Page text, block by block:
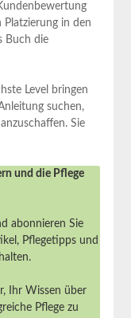
in den
Buch die‍
Level bringen
suchen,
Sie
und die Pflege
abonnieren Sie
Pflegetipps und
Ihr Wissen über
Pflege zu